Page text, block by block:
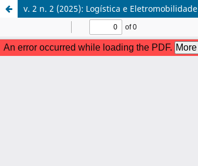
v. 2 n. 2 (2025): Logística e Eletromobilidade